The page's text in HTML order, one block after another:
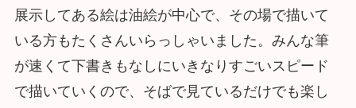
展示してある絵は油絵が中心で、その場で描いて
いる方もたくさんいらっしゃいました。みんな筆
が速くて下書きもなしにいきなりすごいスピード
で描いていくので、そばで見ているだけでも楽し